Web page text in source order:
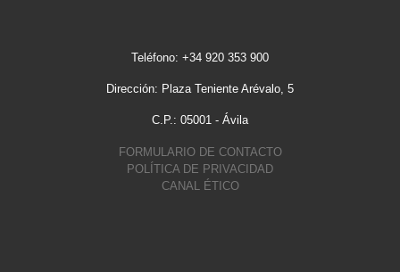
Teléfono: +34 920 353 900
Dirección: Plaza Teniente Arévalo, 5
C.P.: 05001 - Ávila
FORMULARIO DE CONTACTO
POLÍTICA DE PRIVACIDAD
CANAL ÉTICO